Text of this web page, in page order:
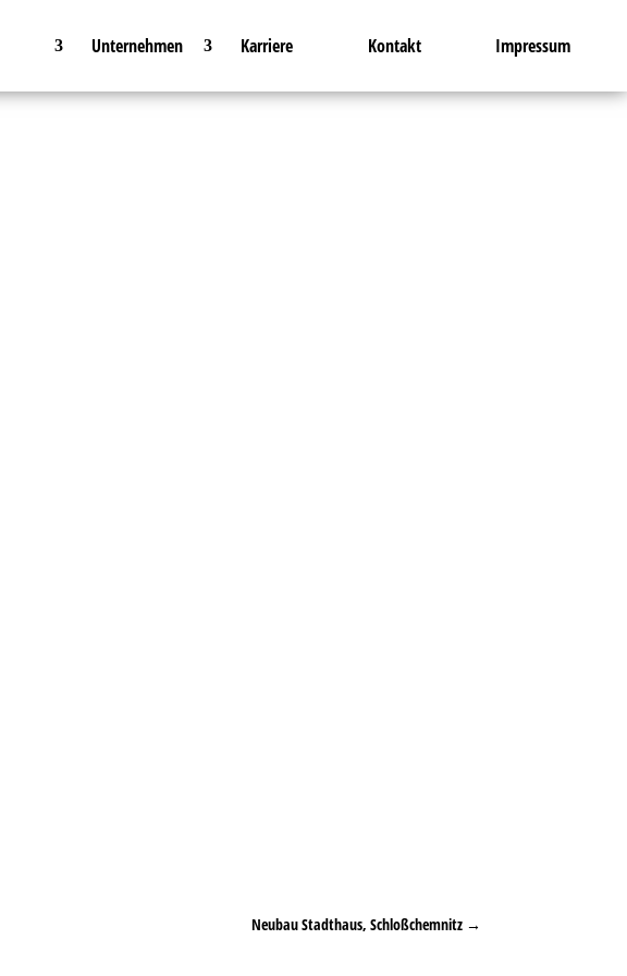
Unternehmen Karriere Kontakt Impressum
Neubau Stadthaus, Schloßchemnitz→